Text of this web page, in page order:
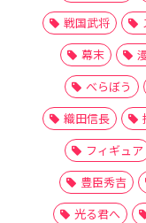
戦国武将
幕末
べらぼう
織田信長
フィギュア
豊臣秀吉
光る君へ